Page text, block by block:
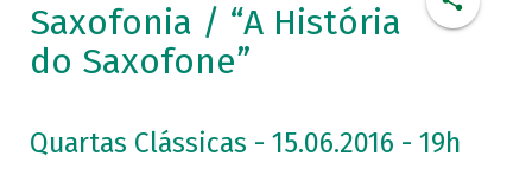
Saxofonia / “A História
do Saxofone”
Quartas Clássicas - 15.06.2016 - 19h